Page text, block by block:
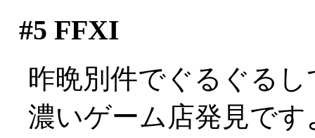
#5 FFXI
昨晩別件でぐるぐる
濃いゲーム店発見です